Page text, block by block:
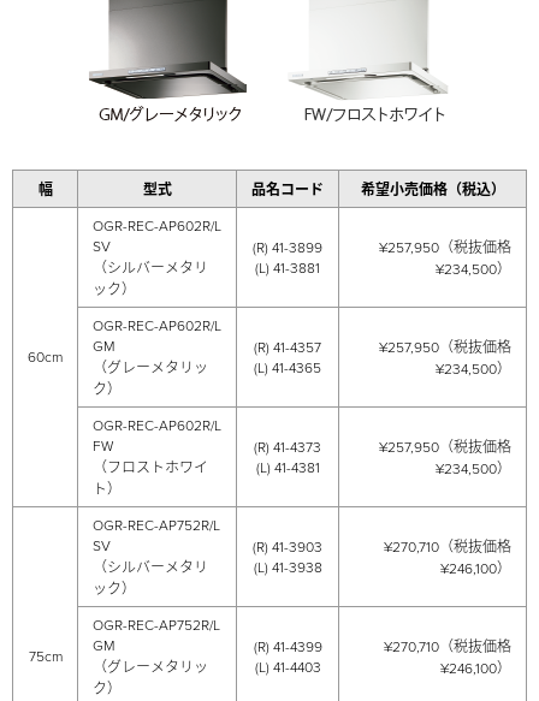
幅 型式 品名コード 希望小売価格（税込）
60cm
OGR-REC-AP602R/L
SV
（シルバーメタリ
ック）
(R) 41-3899
(L) 41-3881
¥257,950（税抜価格
¥234,500）
OGR-REC-AP602R/L
GM
（グレーメタリッ
ク）
(R) 41-4357
(L) 41-4365
¥257,950（税抜価格
¥234,500）
OGR-REC-AP602R/L
FW
（フロストホワイ
ト）
(R) 41-4373
(L) 41-4381
¥257,950（税抜価格
¥234,500）
75cm
OGR-REC-AP752R/L
SV
（シルバーメタリ
ック）
(R) 41-3903
(L) 41-3938
¥270,710（税抜価格
¥246,100）
OGR-REC-AP752R/L
GM
（グレーメタリッ
ク）
(R) 41-4399
(L) 41-4403
¥270,710（税抜価格
¥246,100）